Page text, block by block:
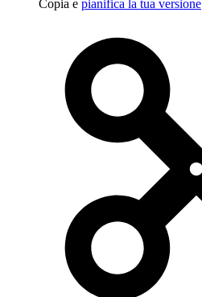
Copia e pianifica la tua versione